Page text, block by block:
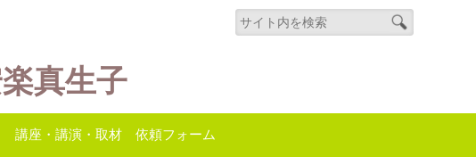
真生子
講座・講演・取材 依頼フォーム